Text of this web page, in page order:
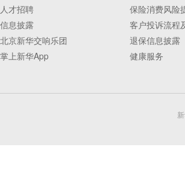
人才招聘
信息披露
北京新华交响乐团
掌上新华App
保险消费风险
客户投诉流程
退保信息披露
健康服务